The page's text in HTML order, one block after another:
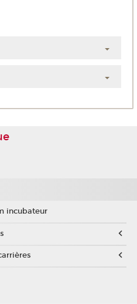
incubateur